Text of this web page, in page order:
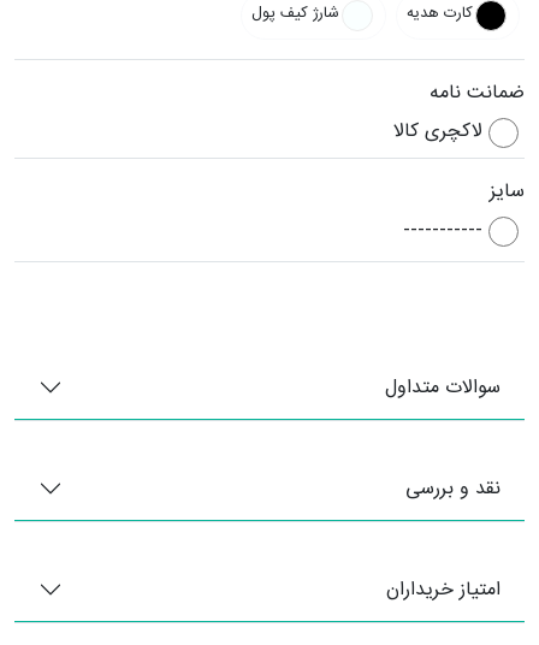
کارت هدیه شارژ کیف پول
ضمانت نامه
لاکچری کالا
سایز
-----------
سوالات متداول
نقد و بررسی
امتیاز خریداران